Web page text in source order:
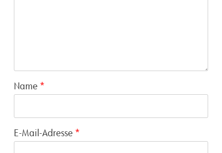
Name *
E-Mail-Adresse *